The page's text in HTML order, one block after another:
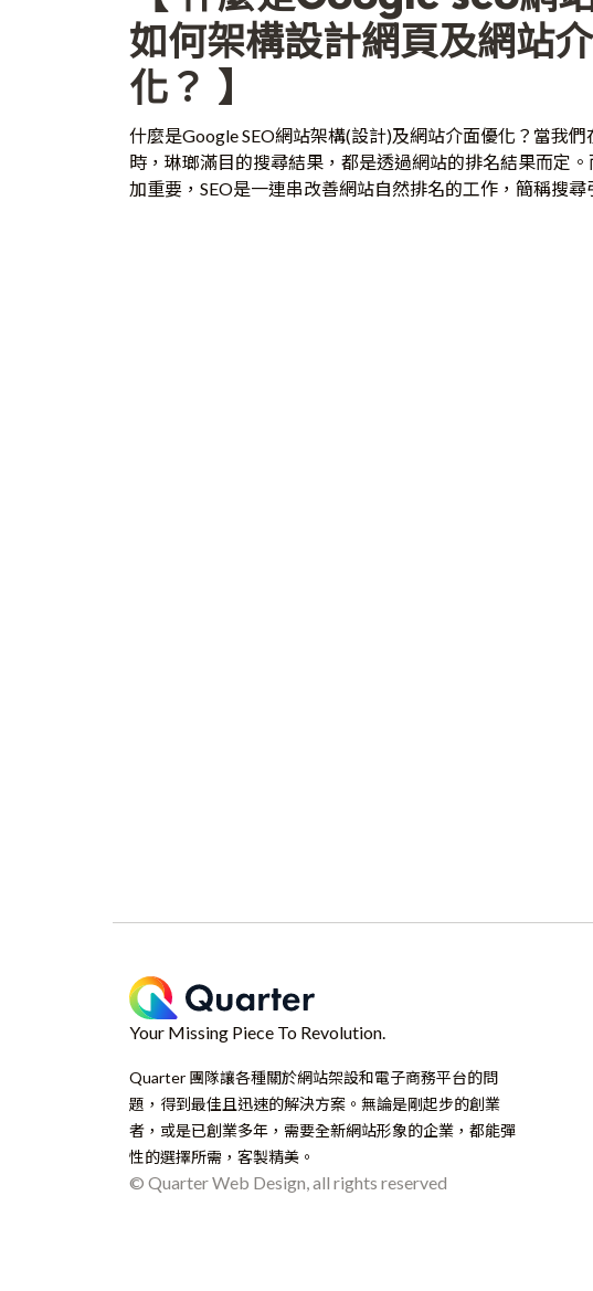
如何架構設計網頁及網站
化？ 】
什麼是Google SEO網站架構(設計)及網站介面優化？當我
時，琳瑯滿目的搜尋結果，都是透過網站的排名結果而定。
加重要，SEO是一連串改善網站自然排名的工作，簡稱搜尋
Your Missing Piece To Revolution.
Quarter 團隊讓各種關於網站架設和電子商務平台的問
題，得到最佳且迅速的解決方案。無論是剛起步的創業
者，或是已創業多年，需要全新網站形象的企業，都能彈
性的選擇所需，客製精美。
© Quarter Web Design, all rights reserved